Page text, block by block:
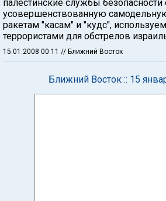
палестинские службы
усовершенствованную
ракетам "касам" и "кудс",
террористами для обстрелов
15.01.2008 00:11 // Ближний Восток
Ближний Восток :: 15